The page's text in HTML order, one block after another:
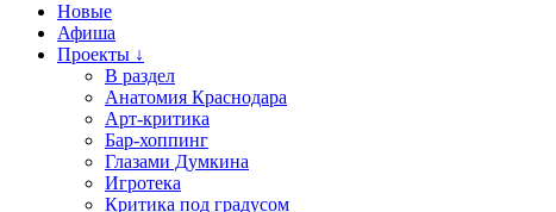
Новые
Афиша
Проекты ↓
В раздел
Анатомия Краснодара
Арт-критика
Бар-хоппинг
Глазами Думкина
Игротека
Критика под градусом